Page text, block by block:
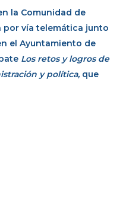
la Comunidad de
por vía telemática junto
el Ayuntamiento de
Los retos y logros de
y política, que